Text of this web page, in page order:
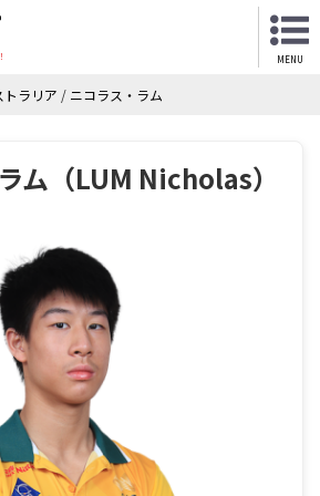
MENU
トラリア / ニコラス・ラム
ム（LUM Nicholas）